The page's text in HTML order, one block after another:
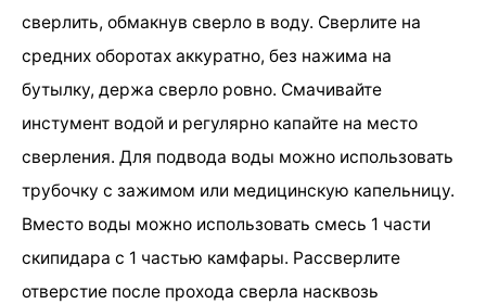
сверлить, обмакнув сверло в воду. Сверлите на
средних оборотах аккуратно, без нажима на
бутылку, держа сверло ровно. Смачивайте
инстумент водой и регулярно капайте на место
сверления. Для подвода воды можно использовать
трубочку с зажимом или медицинскую капельницу.
Вместо воды можно использовать смесь 1 части
скипидара с 1 частью камфары. Рассверлите
отверстие после прохода сверла насквозь